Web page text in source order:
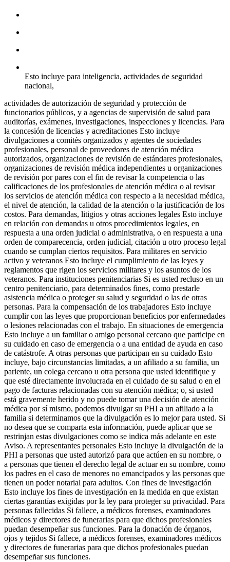
Esto incluye para inteligencia, actividades de seguridad
nacional,
actividades de autorización de seguridad y protección de
funcionarios públicos, y a agencias de supervisión de salud para
auditorías, exámenes, investigaciones, inspecciones y licencias. Para
la concesión de licencias y acreditaciones Esto incluye
divulgaciones a comités organizados y agentes de sociedades
profesionales, personal de proveedores de atención médica
autorizados, organizaciones de revisión de estándares profesionales,
organizaciones de revisión médica independientes u organizaciones
de revisión por pares con el fin de revisar la competencia o las
calificaciones de los profesionales de atención médica o al revisar
los servicios de atención médica con respecto a la necesidad médica,
el nivel de atención, la calidad de la atención o la justificación de los
costos. Para demandas, litigios y otras acciones legales Esto incluye
en relación con demandas u otros procedimientos legales, en
respuesta a una orden judicial o administrativa, o en respuesta a una
orden de comparecencia, orden judicial, citación u otro proceso legal
cuando se cumplan ciertos requisitos. Para militares en servicio
activo y veteranos Esto incluye el cumplimiento de las leyes y
reglamentos que rigen los servicios militares y los asuntos de los
veteranos. Para instituciones penitenciarias Si es usted recluso en un
centro penitenciario, para determinados fines, como prestarle
asistencia médica o proteger su salud y seguridad o las de otras
personas. Para la compensación de los trabajadores Esto incluye
cumplir con las leyes que proporcionan beneficios por enfermedades
o lesiones relacionadas con el trabajo. En situaciones de emergencia
Esto incluye a un familiar o amigo personal cercano que participe en
su cuidado en caso de emergencia o a una entidad de ayuda en caso
de catástrofe. A otras personas que participan en su cuidado Esto
incluye, bajo circunstancias limitadas, a un afiliado a su familia, un
pariente, un colega cercano u otra persona que usted identifique y
que esté directamente involucrada en el cuidado de su salud o en el
pago de facturas relacionadas con su atención médica; o, si usted
está gravemente herido y no puede tomar una decisión de atención
médica por sí mismo, podemos divulgar su PHI a un afiliado a la
familia si determinamos que la divulgación es lo mejor para usted. Si
no desea que se comparta esta información, puede aplicar que se
restrinjan estas divulgaciones como se indica más adelante en este
Aviso. A representantes personales Esto incluye la divulgación de la
PHI a personas que usted autorizó para que actúen en su nombre, o
a personas que tienen el derecho legal de actuar en su nombre, como
los padres en el caso de menores no emancipados y las personas que
tienen un poder notarial para adultos. Con fines de investigación
Esto incluye los fines de investigación en la medida en que existan
ciertas garantías exigidas por la ley para proteger su privacidad. Para
personas fallecidas Si fallece, a médicos forenses, examinadores
médicos y directores de funerarias para que dichos profesionales
puedan desempeñar sus funciones. Para la donación de órganos,
ojos y tejidos Si fallece, a médicos forenses, examinadores médicos
y directores de funerarias para que dichos profesionales puedan
desempeñar sus funciones.